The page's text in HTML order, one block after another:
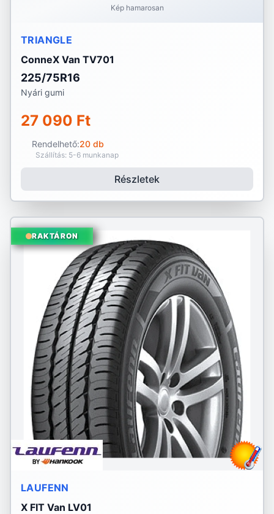
Kép hamarosan
TRIANGLE
ConneX Van TV701
225/75R16
Nyári gumi
27 090 Ft
Rendelhető:20 db
Szállítás: 5-6 munkanap
Részletek
RAKTÁRON
LAUFENN
X FIT Van LV01